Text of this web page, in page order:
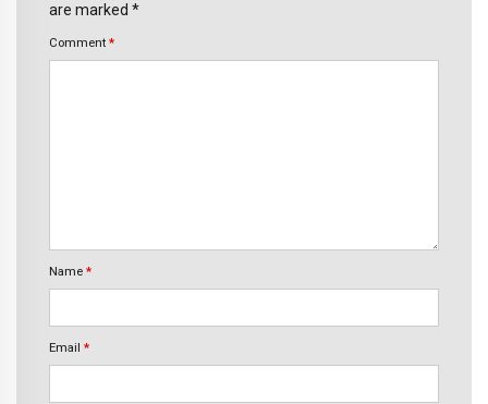
are marked *
Comment *
Name *
Email *